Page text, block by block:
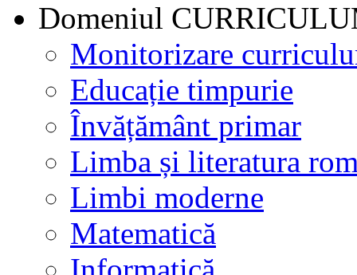
Domeniul
Monitorizare
Educație timpurie
Învățământ primar
Limba și literatura
Limbi moderne
Matematică